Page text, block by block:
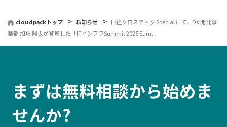
cloudpackトップ お知らせ
日経クロステック Special にて、DX 開発事
業部 加藤 翔太が登壇した「ITインフラSummit 2025 Sum...
まずは無料相談から始めま
せんか?